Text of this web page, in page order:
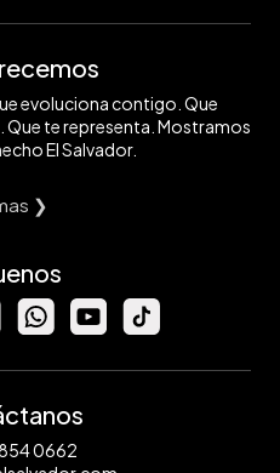
evoluciona contigo. Que
te representa. Mostramos
El Salvador.
❯
0662